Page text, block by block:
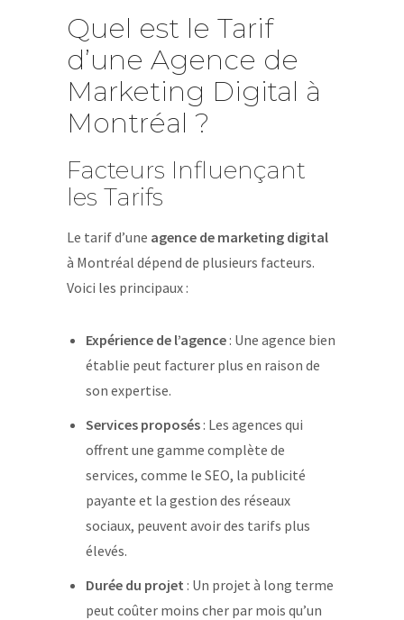
Quel est le Tarif
d’une Agence de
Marketing Digital à
Montréal ?
Facteurs Influençant
les Tarifs
Le tarif d’une agence de marketing digital
à Montréal dépend de plusieurs facteurs.
Voici les principaux :
Expérience de l’agence: Une agence bien
établie peut facturer plus en raison de
son expertise.
Services proposés: Les agences qui
offrent une gamme complète de
services, comme le SEO, la publicité
payante et la gestion des réseaux
sociaux, peuvent avoir des tarifs plus
élevés.
Durée du projet : Un projet à long terme
peut coûter moins cher par mois qu’un